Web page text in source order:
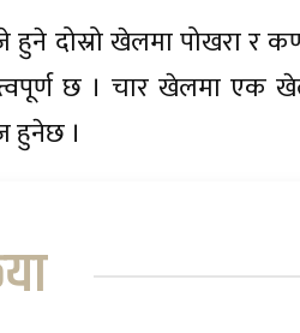
हुने दोस्रो खेलमा पोखरा र
छ । चार खेलमा एक
हुनेछ ।